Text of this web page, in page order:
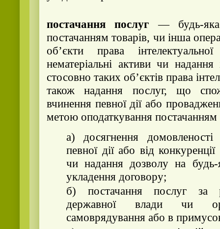
постачання послуг — будь-
постачанням товарів, чи інша
об’єкти права
нематеріальні активи чи
стосовно таких об’єктів права
також надання послуг, що
вчинення певної дії або
метою оподаткування постачанням
а) досягнення домовленості
певної дії або від
чи надання дозволу на
укладення договору;
б) постачання послуг за
державної влади чи
самоврядування або в